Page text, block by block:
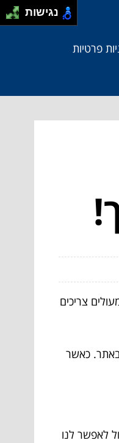
פרטיות
צריכים
באתר. כאשר
לאפשר לנו
נגישות